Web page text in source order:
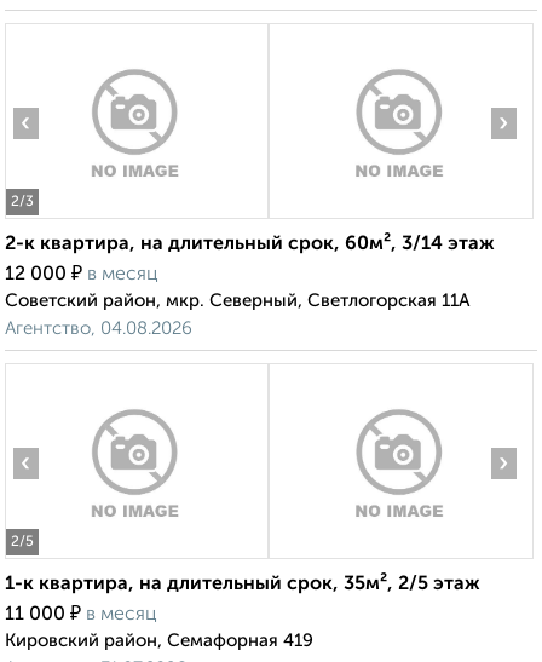
2/3
‹ ›
2-к квартира, на длительный срок, 60м², 3/14 этаж
12 000 ₽ в месяц
Советский район, мкр. Северный, Светлогорская 11А
Агентство, 04.08.2026
2/5
‹ ›
1-к квартира, на длительный срок, 35м², 2/5 этаж
11 000 ₽ в месяц
Кировский район, Семафорная 419